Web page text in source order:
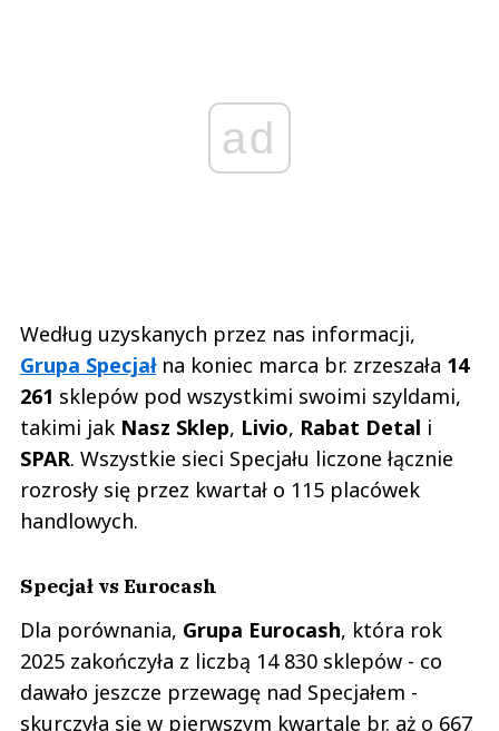
ad
Według uzyskanych przez nas informacji,
Grupa Specjałna koniec marca br. zrzeszała 14
261 sklepów pod wszystkimi swoimi szyldami,
takimi jak Nasz Sklep, Livio, Rabat Detal i
SPAR. Wszystkie sieci Specjału liczone łącznie
rozrosły się przez kwartał o 115 placówek
handlowych.
Specjał vs Eurocash
Dla porównania, Grupa Eurocash, która rok
2025 zakończyła z liczbą 14 830 sklepów - co
dawało jeszcze przewagę nad Specjałem -
skurczyła się w pierwszym kwartale br. aż o 667